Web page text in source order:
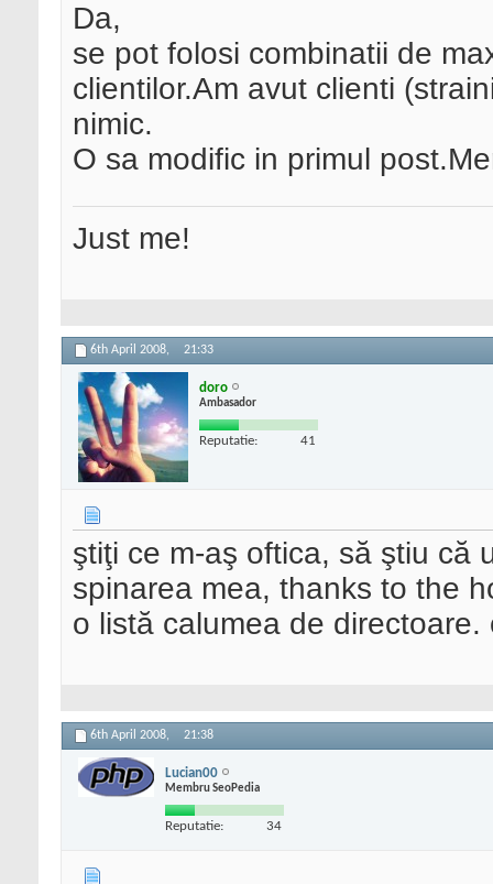
Da,
se pot folosi combinatii de
clientilor.Am avut clienti
nimic.
O sa modific in primul
Just me!
6th April 2008, 21:33
doro
Ambasador
Reputatie: 41
ştiţi ce m-aş oftica, să ştiu că
spinarea mea, thanks to the
o listă calumea de directoare.
6th April 2008, 21:38
Lucian00
Membru SeoPedia
Reputatie: 34